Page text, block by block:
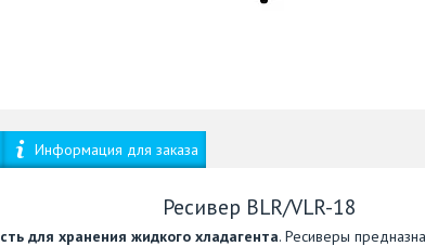
Информация для заказа
Ресивер BLR/VLR-18
для хранения жидкого хладагента. Ресиверы